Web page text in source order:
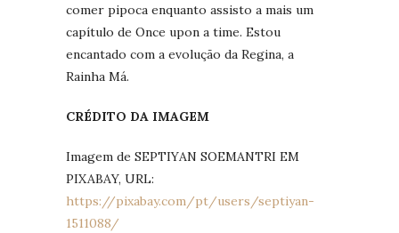
comer pipoca enquanto assisto a mais um
capítulo de Once upon a time. Estou
encantado com a evolução da Regina, a
Rainha Má.
CRÉDITO DA IMAGEM
Imagem de SEPTIYAN SOEMANTRI EM
PIXABAY, URL:
https://pixabay.com/pt/users/septiyan-
1511088/